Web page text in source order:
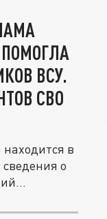
ВСУ.
СВО
находится в
о